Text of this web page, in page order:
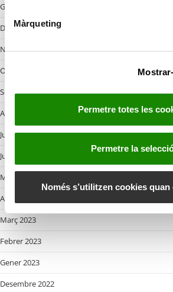
e
n
n
m
t
Màrqueting
Permetre totes les
Permetre la
Només s’utilitzen cookies quan
Gener 2024
Desembre 2023
Novembre 2023
Octobre 2023
Setembre 2023
Agost 2023
Juliol 2023
Juny 2023
Maig 2023
Abril 2023
Març 2023
Febrer 2023
Gener 2023
Desembre 2022